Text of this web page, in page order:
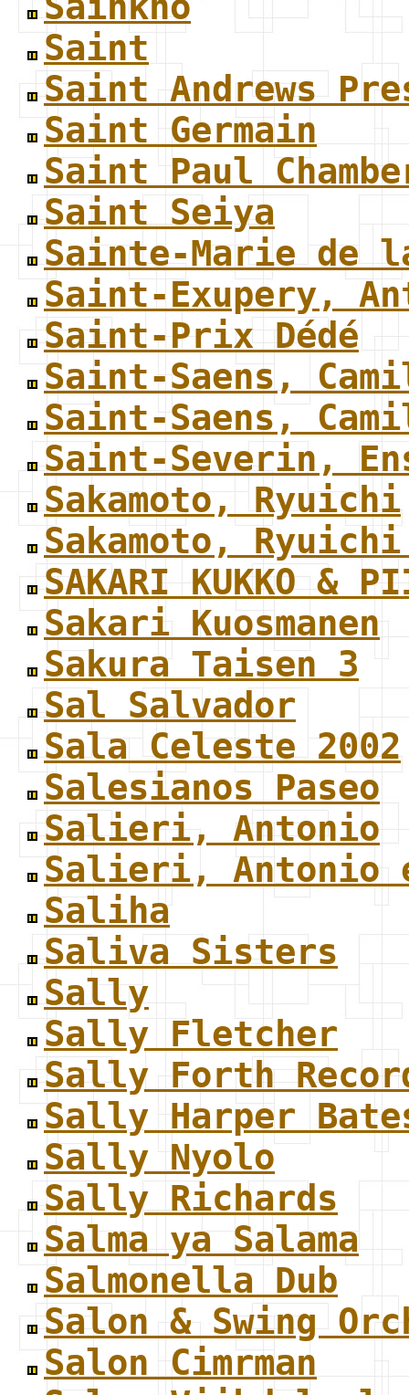
Saint
Saint Andrews
Saint Germain
Saint Paul
Saint Seiya
Sainte-Marie de
Saint-Exupery,
Saint-Prix Dédé
Saint-Saens,
Saint-Saens,
Saint-Severin,
Sakamoto, Ryuichi
Sakamoto,
SAKARI KUKKO &
Sakari Kuosmanen
Sakura Taisen 3
Sal Salvador
Sala Celeste 2002
Salesianos Paseo
Salieri, Antonio
Salieri, Antonio
Saliha
Saliva Sisters
Sally
Sally Fletcher
Sally Forth
Sally Harper
Sally Nyolo
Sally Richards
Salma ya Salama
Salmonella Dub
Salon & Swing
Salon Cimrman